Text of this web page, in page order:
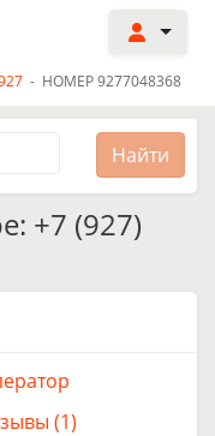
- НОМЕР 9277048368
+7 (927)
(1)